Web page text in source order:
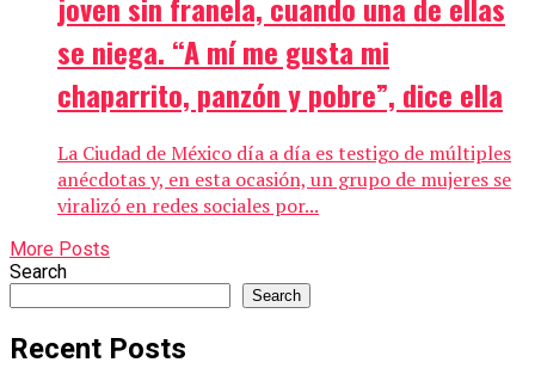
se niega. “A mí me gusta mi
chaparrito, panzón y pobre”, dice ella
La Ciudad de México día a día es testigo de múltiples
anécdotas y, en esta ocasión, un grupo de mujeres se
viralizó en redes sociales por...
More Posts
Search
Search
Recent Posts